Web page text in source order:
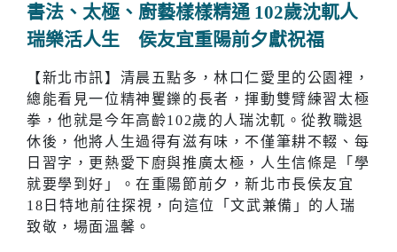
書法、太極、廚藝樣樣精通 102歲沈軏人
瑞樂活人生 侯友宜重陽前夕獻祝福
【新北市訊】清晨五點多，林口仁愛里的公園裡，
總能看見一位精神矍鑠的長者，揮動雙臂練習太極
拳，他就是今年高齡102歲的人瑞沈軏。從教職退
休後，他將人生過得有滋有味，不僅筆耕不輟、每
日習字，更熱愛下廚與推廣太極，人生信條是「學
就要學到好」。在重陽節前夕，新北市長侯友宜
18日特地前往探視，向這位「文武兼備」的人瑞
致敬，場面溫馨。